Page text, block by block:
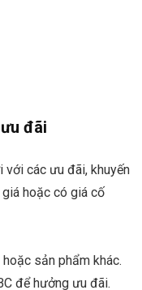
đãi
các ưu đãi, khuyến
hoặc có giá cố
sản phẩm khác.
để hưởng ưu đãi.